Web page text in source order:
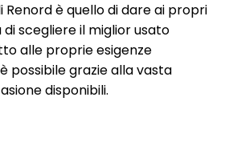
Renord è quello di dare ai propri
scegliere il miglior usato
alle proprie esigenze
possibile grazie alla vasta
disponibili.